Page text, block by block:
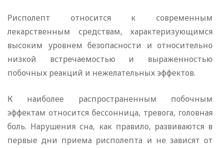
Рисполепт относится к современным
лекарственным средствам, характеризующимся
высоким уровнем безопасности и относительно
низкой встречаемостью и выраженностью
побочных реакций и нежелательных эффектов.
К наиболее распространенным побочным
эффектам относится бессонница, тревога, головная
боль. Нарушения сна, как правило, развиваются в
первые дни приема рисполепта и не зависят от